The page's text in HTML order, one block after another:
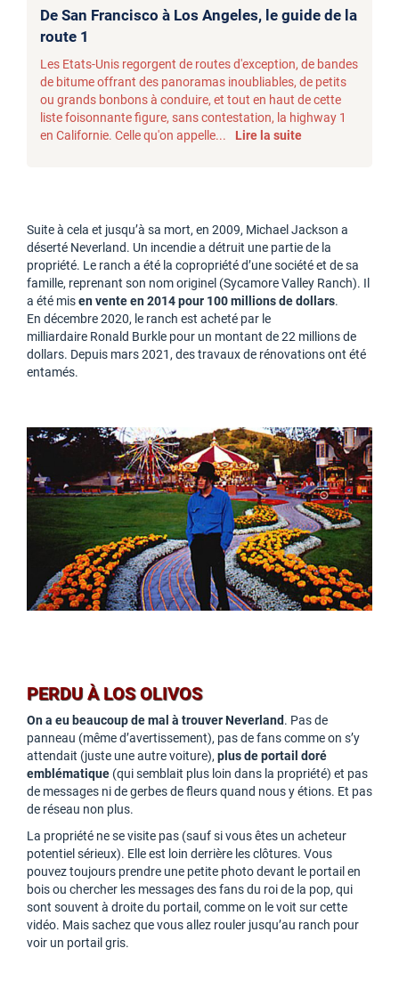
De San Francisco à Los Angeles, le guide de la
route 1
Les Etats-Unis regorgent de routes d'exception, de bandes
de bitume offrant des panoramas inoubliables, de petits
ou grands bonbons à conduire, et tout en haut de cette
liste foisonnante figure, sans contestation, la highway 1
en Californie. Celle qu'on appelle...
Lire la suite
Suite à cela et jusqu’à sa mort, en 2009, Michael Jackson a
déserté Neverland. Un incendie a détruit une partie de la
propriété. Le ranch a été la copropriété d’une société et de sa
famille, reprenant son nom originel (Sycamore Valley Ranch). Il
a été misen vente en 2014 pour 100 millions de dollars.
En décembre 2020, le ranch est acheté par le
milliardaire Ronald Burkle pour un montant de 22 millions de
dollars. Depuis mars 2021, des travaux de rénovations ont été
entamés.
PERDU À LOS OLIVOS
On a eu beaucoup de mal à trouver Neverland. Pas de
panneau (même d’avertissement), pas de fans comme on s’y
attendait (juste une autre voiture), plus de portail doré
emblématique (qui semblait plus loin dans la propriété) et pas
de messages ni de gerbes de fleurs quand nous y étions. Et pas
de réseau non plus.
La propriété ne se visite pas (sauf si vous êtes un acheteur
potentiel sérieux). Elle est loin derrière les clôtures. Vous
pouvez toujours prendre une petite photo devant le portail en
bois ou chercher les messages des fans du roi de la pop, qui
sont souvent à droite du portail, comme on le voit sur cette
vidéo. Mais sachez que vous allez rouler jusqu’au ranch pour
voir un portail gris.